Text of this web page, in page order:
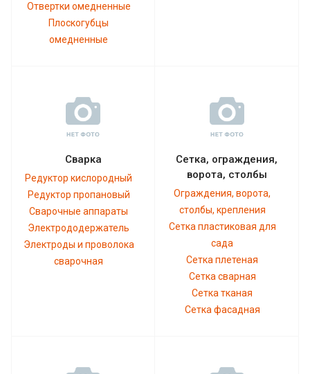
Отвертки омедненные
Плоскогубцы
омедненные
Сварка
Редуктор кислородный
Редуктор пропановый
Сварочные аппараты
Электрододержатель
Электроды и проволока
сварочная
Сетка, ограждения,
ворота, столбы
Ограждения, ворота,
столбы, крепления
Сетка пластиковая для
сада
Сетка плетеная
Сетка сварная
Сетка тканая
Сетка фасадная